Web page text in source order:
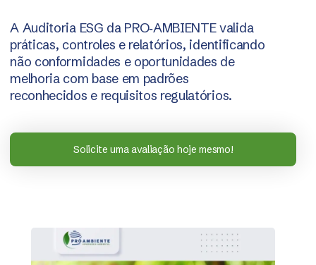
A Auditoria ESG da PRO‑AMBIENTE valida
práticas, controles e relatórios, identificando
não conformidades e oportunidades de
melhoria com base em padrões
reconhecidos e requisitos regulatórios.
Solicite uma avaliação hoje mesmo!